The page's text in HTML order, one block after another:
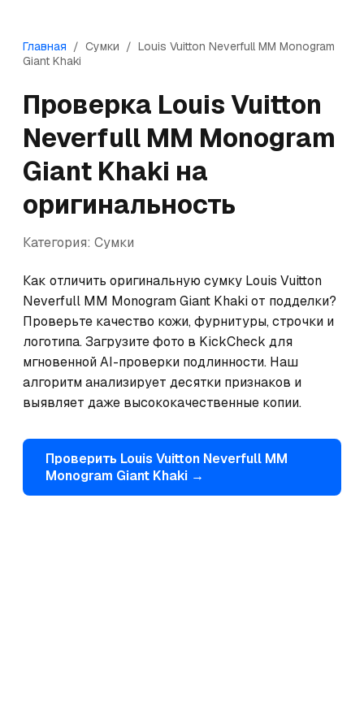
Главная / Сумки / Louis Vuitton Neverfull MM Monogram
Giant Khaki
Проверка Louis Vuitton
Neverfull MM Monogram
Giant Khaki на
оригинальность
Категория: Сумки
Как отличить оригинальную сумку Louis Vuitton
Neverfull MM Monogram Giant Khaki от подделки?
Проверьте качество кожи, фурнитуры, строчки и
логотипа. Загрузите фото в KickCheck для
мгновенной AI-проверки подлинности. Наш
алгоритм анализирует десятки признаков и
выявляет даже высококачественные копии.
Проверить Louis Vuitton Neverfull MM
Monogram Giant Khaki →